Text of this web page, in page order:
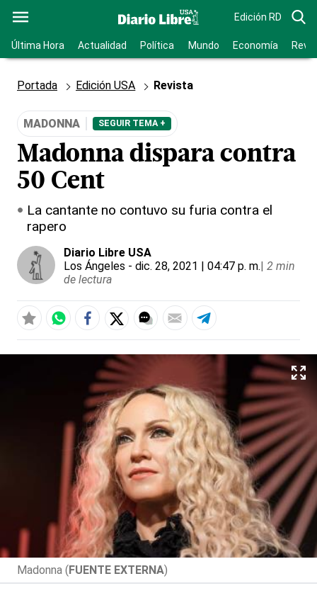
Edición RD
Última Hora Actualidad Política Mundo Economía
Portada Edición USA Revista
MADONNA SEGUIR TEMA +
Madonna dispara contra
50 Cent
La cantante no contuvo su furia contra el
rapero
Diario Libre USA
Los Ángeles - dic. 28, 2021 | 04:47 p. m.| 2 min
de lectura
Madonna (FUENTE EXTERNA)